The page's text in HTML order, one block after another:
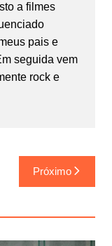
a filmes
pais e
seguida vem
rock e
Próximo